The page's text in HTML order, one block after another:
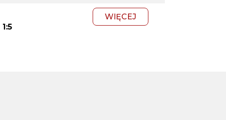
1:5
WIĘCEJ